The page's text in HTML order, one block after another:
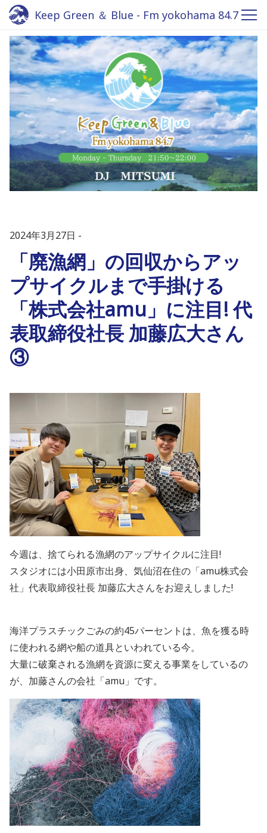
Keep Green ＆ Blue - Fm yokohama 84.7
2024年3月27日
「廃漁網」の回収からアッ
プサイクルまで手掛ける
「株式会社amu」に注目! 代
表取締役社長 加藤広大さん
③
今週は、捨てられる漁網のアップサイクルに注目!
スタジオには小田原市出身、気仙沼在住の「amu株式会
社」代表取締役社長 加藤広大さんをお迎えしました!
海洋プラスチックごみの約45パーセントは、魚を獲る時
に使われる網や船の道具といわれている今。
大量に破棄される漁網を資源に変える事業をしているの
が、加藤さんの会社「amu」です。